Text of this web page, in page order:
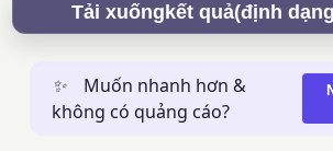
Tải xuốngkết quả(định
✨
Muốn nhanh hơn &
không có quảng cáo?